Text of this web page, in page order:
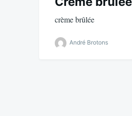
crème brûlée
André Brotons